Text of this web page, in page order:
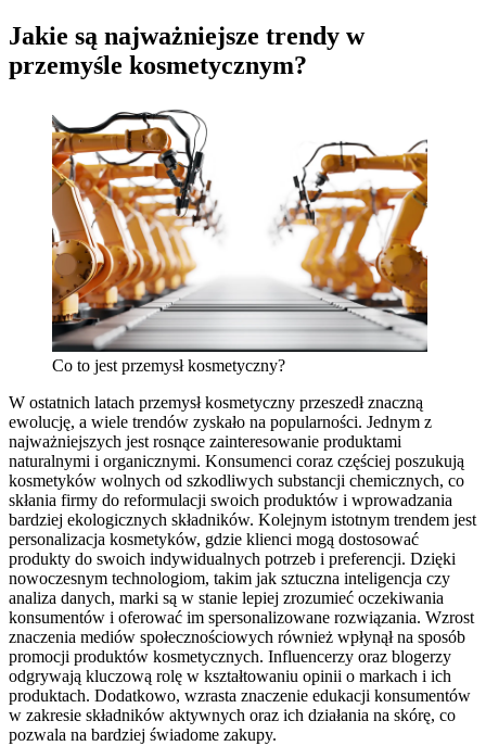
Jakie są najważniejsze trendy w
przemyśle kosmetycznym?
Co to jest przemysł kosmetyczny?
W ostatnich latach przemysł kosmetyczny przeszedł znaczną
ewolucję, a wiele trendów zyskało na popularności. Jednym z
najważniejszych jest rosnące zainteresowanie produktami
naturalnymi i organicznymi. Konsumenci coraz częściej poszukują
kosmetyków wolnych od szkodliwych substancji chemicznych, co
skłania firmy do reformulacji swoich produktów i wprowadzania
bardziej ekologicznych składników. Kolejnym istotnym trendem jest
personalizacja kosmetyków, gdzie klienci mogą dostosować
produkty do swoich indywidualnych potrzeb i preferencji. Dzięki
nowoczesnym technologiom, takim jak sztuczna inteligencja czy
analiza danych, marki są w stanie lepiej zrozumieć oczekiwania
konsumentów i oferować im spersonalizowane rozwiązania. Wzrost
znaczenia mediów społecznościowych również wpłynął na sposób
promocji produktów kosmetycznych. Influencerzy oraz blogerzy
odgrywają kluczową rolę w kształtowaniu opinii o markach i ich
produktach. Dodatkowo, wzrasta znaczenie edukacji konsumentów
w zakresie składników aktywnych oraz ich działania na skórę, co
pozwala na bardziej świadome zakupy.